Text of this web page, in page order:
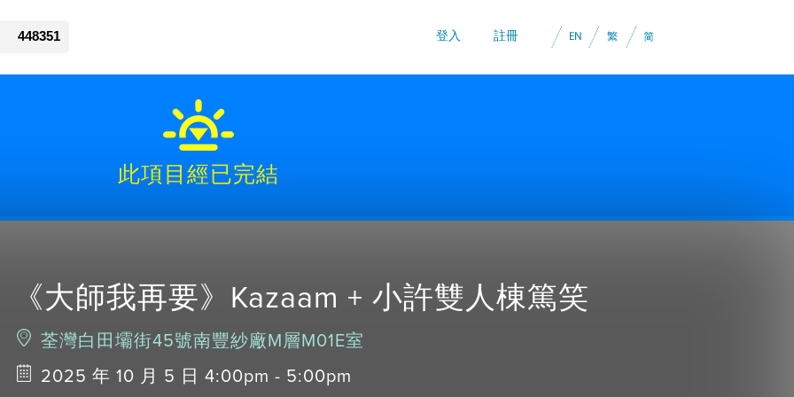
448351 登入 註冊
此項目經已完結
《大師我再要》Kazaam + 小許雙人棟篤笑
荃灣白田壩街45號南豐紗廠M層M01E室
2025 年 10 月 5 日 4:00pm - 5:00pm